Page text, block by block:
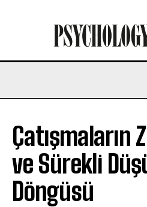
Çatışmaların
ve Sürekli
Döngüsü